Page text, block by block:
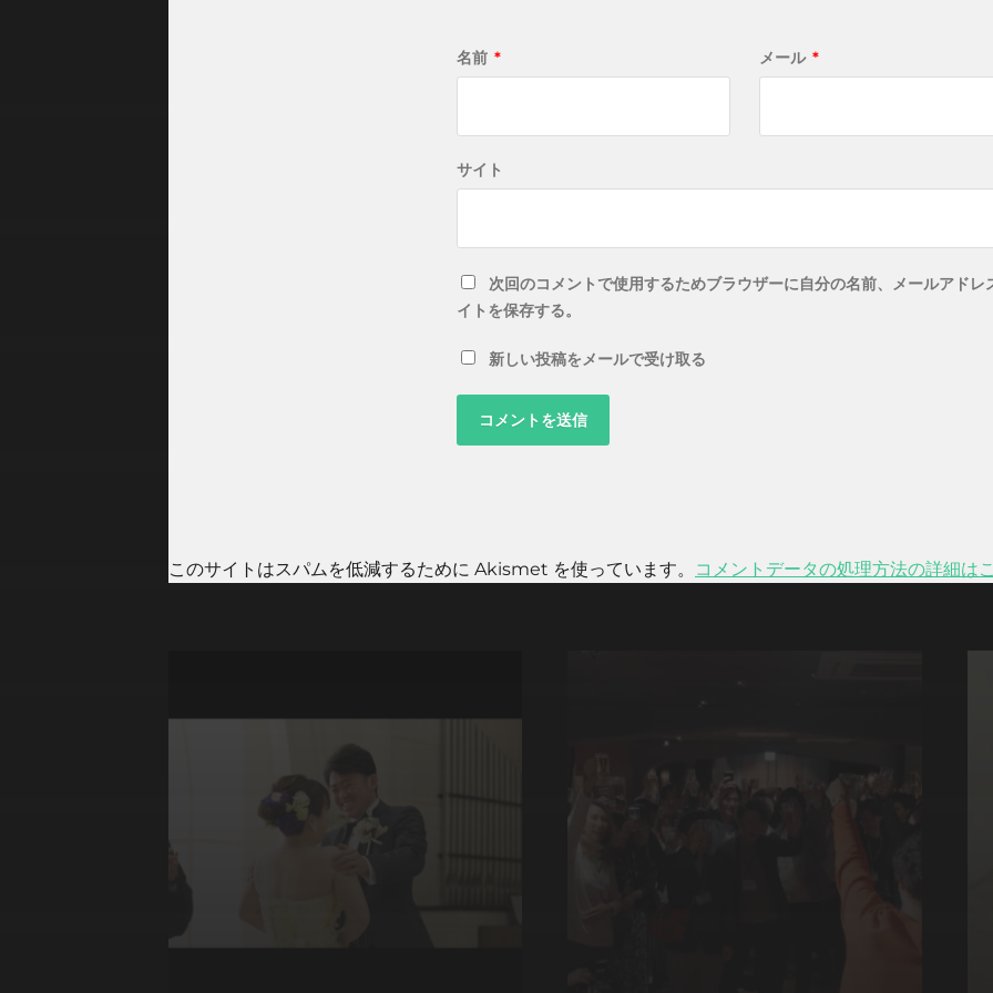
名前 * メール *
サイト
次回のコメントで使用するためブラウザーに自分の名前、メールアドレ
イトを保存する。
新しい投稿をメールで受け取る
このサイトはスパムを低減するために Akismet を使っています。 コメントデータの処理方法の詳細は